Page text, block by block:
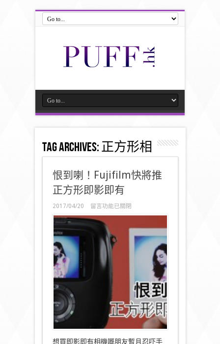
Tag Archives:正方形相
恨到喇！Fujifilm快將推
正方形即影即有
2017/04/20
在
〈恨
到
Fujifilm
中
留言功能已關閉
想買即影即有相機嘅朋友暫且忍吓手